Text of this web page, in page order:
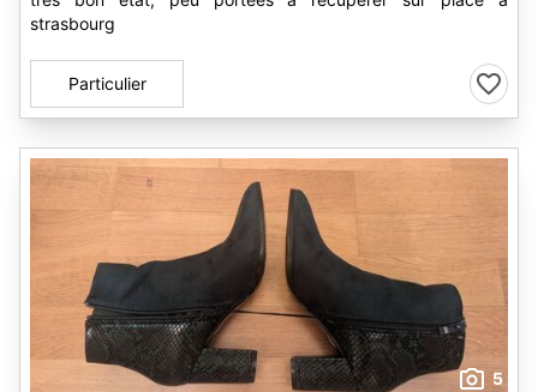
strasbourg
Particulier
5